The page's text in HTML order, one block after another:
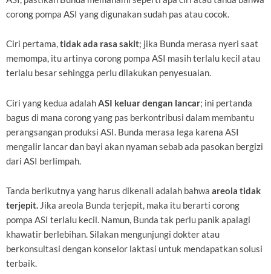
corong pompa ASI yang digunakan sudah pas atau cocok.
Ciri pertama,tidak ada rasa sakit; jika Bunda merasa nyeri saat
memompa, itu artinya corong pompa ASI masih terlalu kecil atau
terlalu besar sehingga perlu dilakukan penyesuaian.
Ciri yang kedua adalahASI keluar dengan lancar; ini pertanda
bagus di mana corong yang pas berkontribusi dalam membantu
perangsangan produksi ASI. Bunda merasa lega karena ASI
mengalir lancar dan bayi akan nyaman sebab ada pasokan bergizi
dari ASI berlimpah.
Tanda berikutnya yang harus dikenali adalah bahwa areola tidak
terjepit. Jika areola Bunda terjepit, maka itu berarti corong
pompa ASI terlalu kecil. Namun, Bunda tak perlu panik apalagi
khawatir berlebihan. Silakan mengunjungi dokter atau
berkonsultasi dengan konselor laktasi untuk mendapatkan solusi
terbaik.